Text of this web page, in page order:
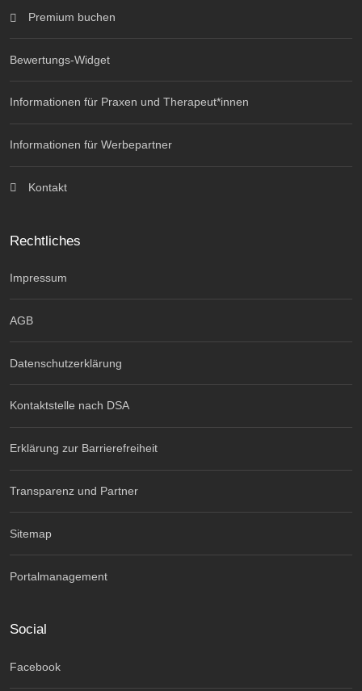
Premium buchen
Bewertungs-Widget
Informationen für Praxen und Therapeut*innen
Informationen für Werbepartner
Kontakt
Rechtliches
Impressum
AGB
Datenschutzerklärung
Kontaktstelle nach DSA
Erklärung zur Barrierefreiheit
Transparenz und Partner
Sitemap
Portalmanagement
Social
Facebook